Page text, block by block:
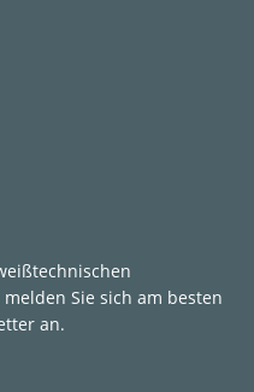
Sie sich am besten
an.